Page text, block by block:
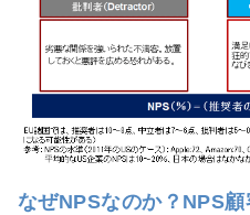
なぜNPSなのか？NPS